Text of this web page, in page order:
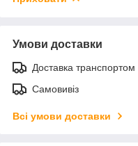
Умови доставки
Доставка
Самовивіз
Всі умови доставки